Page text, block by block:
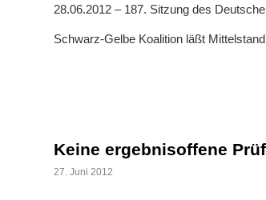
28.06.2012 – 187. Sitzung des
Schwarz-Gelbe Koalition läßt
Keine ergebnisoffene
27. Juni 2012